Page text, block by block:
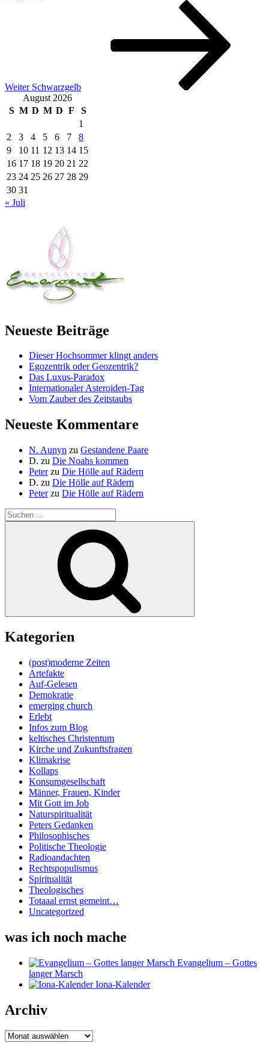
Weiter Schwarzgelb
August 2026
S M D M D F
S
1
2
3 4 5 6 7
8
9
10 11 12 13 14 15
16 17 18 19 20 21 22
23 24 25 26 27 28 29
30 31
« Juli
Neueste Beiträge
Dieser Hochsommer klingt anders
Egozentrik oder Geozentrik?
Das Luxus-Paradox
Internationaler Asteroiden-Tag
Vom Zauber des Zeitstaubs
Neueste Kommentare
N. Aunyn zu Gestandene Paare
D. zu Die Noahs kommen
Peterzu Die Hölle auf Rädern
D. zu Die Hölle auf Rädern
Peterzu Die Hölle auf Rädern
Suche
nach:
Kategorien
(post)moderne Zeiten
Artefakte
Auf-Gelesen
Demokratie
emerging church
Erlebt
Infos zum Blog
keltisches Christentum
Kirche und Zukunftsfragen
Klimakrise
Kollaps
Konsumgesellschaft
Männer, Frauen, Kinder
Mit Gott im Job
Naturspiritualität
Peters Gedanken
Philosophisches
Politische Theologie
Radioandachten
Rechtspopulismus
Spiritualität
Theologisches
Totaaal ernst gemeint…
Uncategorized
was ich noch mache
Evangelium – Gottes
langer Marsch
Iona-Kalender
Archiv
Archiv